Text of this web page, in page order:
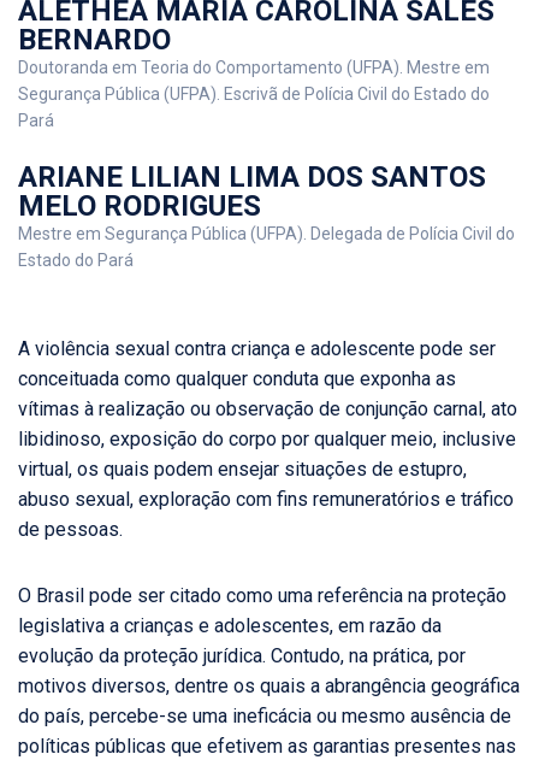
ALETHEA MARIA CAROLINA SALES
BERNARDO
Doutoranda em Teoria do Comportamento (UFPA). Mestre em
Segurança Pública (UFPA). Escrivã de Polícia Civil do Estado do
Pará
ARIANE LILIAN LIMA DOS SANTOS
MELO RODRIGUES
Mestre em Segurança Pública (UFPA). Delegada de Polícia Civil do
Estado do Pará
A violência sexual contra criança e adolescente pode ser
conceituada como qualquer conduta que exponha as
vítimas à realização ou observação de conjunção carnal, ato
libidinoso, exposição do corpo por qualquer meio, inclusive
virtual, os quais podem ensejar situações de estupro,
abuso sexual, exploração com fins remuneratórios e tráfico
de pessoas.
O Brasil pode ser citado como uma referência na proteção
legislativa a crianças e adolescentes, em razão da
evolução da proteção jurídica. Contudo, na prática, por
motivos diversos, dentre os quais a abrangência geográfica
do país, percebe-se uma ineficácia ou mesmo ausência de
políticas públicas que efetivem as garantias presentes nas